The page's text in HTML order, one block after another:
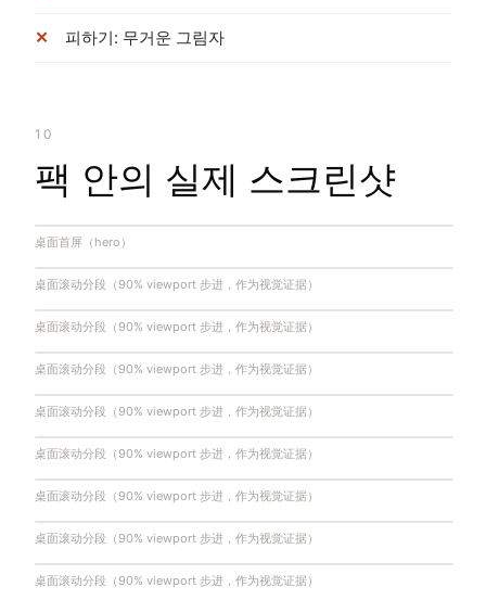
피하기: 무거운 그림자
10
팩 안의 실제 스크린샷
桌面首屏（hero）
桌面滚动分段（90% viewport 步进，作为视觉证据）
桌面滚动分段（90% viewport 步进，作为视觉证据）
桌面滚动分段（90% viewport 步进，作为视觉证据）
桌面滚动分段（90% viewport 步进，作为视觉证据）
桌面滚动分段（90% viewport 步进，作为视觉证据）
桌面滚动分段（90% viewport 步进，作为视觉证据）
桌面滚动分段（90% viewport 步进，作为视觉证据）
桌面滚动分段（90% viewport 步进，作为视觉证据）